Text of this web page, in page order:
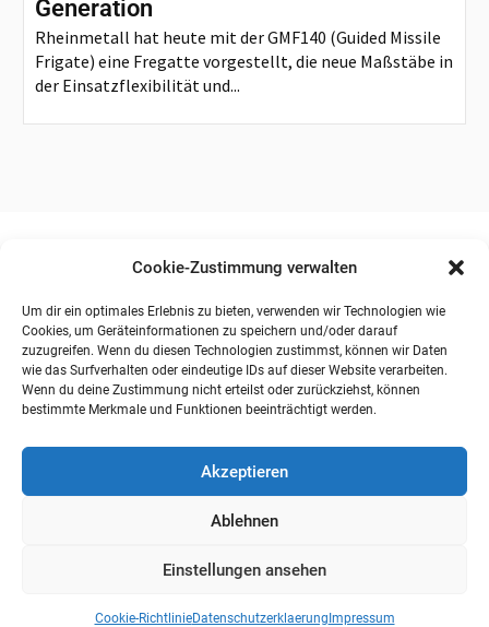
Cookie-Zustimmung verwalten
Um dir ein optimales Erlebnis zu bieten, verwenden wir Technologien wie
Cookies, um Geräteinformationen zu speichern und/oder darauf
zuzugreifen. Wenn du diesen Technologien zustimmst, können wir Daten
wie das Surfverhalten oder eindeutige IDs auf dieser Website verarbeiten.
Wenn du deine Zustimmung nicht erteilst oder zurückziehst, können
bestimmte Merkmale und Funktionen beeinträchtigt werden.
Akzeptieren
Ablehnen
Einstellungen ansehen
Cookie-RichtlinieDatenschutzerklaerung Impressum
Generation
Rheinmetall hat heute mit der GMF140 (Guided Missile
Frigate) eine Fregatte vorgestellt, die neue Maßstäbe in
der Einsatzflexibilität und...